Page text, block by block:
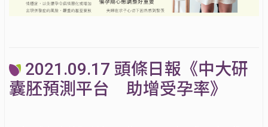
2021.09.17 頭條日報《中大研
囊胚預測平台 助增受孕率》